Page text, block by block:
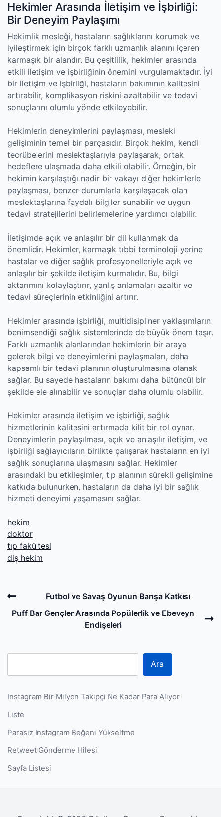
Hekimler Arasında İletişim ve İşbirliği:
Bir Deneyim Paylaşımı
Hekimlik mesleği, hastaların sağlıklarını korumak ve
iyileştirmek için birçok farklı uzmanlık alanını içeren
karmaşık bir alandır. Bu çeşitlilik, hekimler arasında
etkili iletişim ve işbirliğinin önemini vurgulamaktadır. İyi
bir iletişim ve işbirliği, hastaların bakımının kalitesini
artırabilir, komplikasyon riskini azaltabilir ve tedavi
sonuçlarını olumlu yönde etkileyebilir.
Hekimlerin deneyimlerini paylaşması, mesleki
gelişiminin temel bir parçasıdır. Birçok hekim, kendi
tecrübelerini meslektaşlarıyla paylaşarak, ortak
hedeflere ulaşmada daha etkili olabilir. Örneğin, bir
hekimin karşılaştığı nadir bir vakayı diğer hekimlerle
paylaşması, benzer durumlarla karşılaşacak olan
meslektaşlarına faydalı bilgiler sunabilir ve uygun
tedavi stratejilerini belirlemelerine yardımcı olabilir.
İletişimde açık ve anlaşılır bir dil kullanmak da
önemlidir. Hekimler, karmaşık tıbbi terminoloji yerine
hastalar ve diğer sağlık profesyonelleriyle açık ve
anlaşılır bir şekilde iletişim kurmalıdır. Bu, bilgi
aktarımını kolaylaştırır, yanlış anlamaları azaltır ve
tedavi süreçlerinin etkinliğini artırır.
Hekimler arasında işbirliği, multidisipliner yaklaşımların
benimsendiği sağlık sistemlerinde de büyük önem taşır.
Farklı uzmanlık alanlarından hekimlerin bir araya
gelerek bilgi ve deneyimlerini paylaşmaları, daha
kapsamlı bir tedavi planının oluşturulmasına olanak
sağlar. Bu sayede hastaların bakımı daha bütüncül bir
şekilde ele alınabilir ve sonuçlar daha olumlu olabilir.
Hekimler arasında iletişim ve işbirliği, sağlık
hizmetlerinin kalitesini artırmada kilit bir rol oynar.
Deneyimlerin paylaşılması, açık ve anlaşılır iletişim, ve
işbirliği sağlayıcıların birlikte çalışarak hastaların en iyi
sağlık sonuçlarına ulaşmasını sağlar. Hekimler
arasındaki bu etkileşimler, tıp alanının sürekli gelişimine
katkıda bulunurken, hastaların da daha iyi bir sağlık
hizmeti deneyimi yaşamasını sağlar.
hekim
doktor
tıp fakültesi
diş hekim
Post
navigation
Previous
Post
Futbol ve Savaş Oyunun Barışa Katkısı
Puff Bar Gençler Arasında Popülerlik ve Ebeveyn
Endişeleri
Ara
Instagram Bir Milyon Takipçi Ne Kadar Para Alıyor
Liste
Parasız Instagram Beğeni Yükseltme
Retweet Gönderme Hilesi
Sayfa Listesi